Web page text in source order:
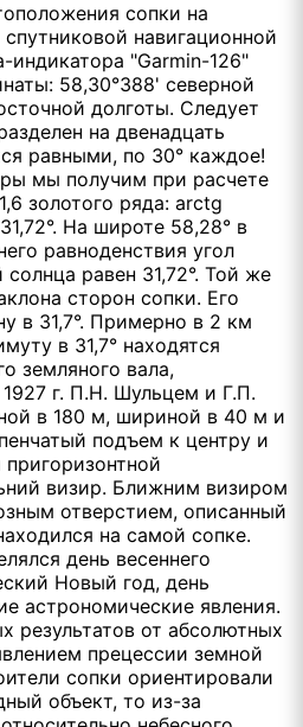
сопки на
навигационной
"Garmin-126"
58,30°388' северной
долготы. Следует
на двенадцать
равными, по 30° каждое!
мы получим при расчете
золотого ряда: arctg
На широте 58,28° в
равноденствия угол
солнца равен 31,72°. Той же
сторон сопки. Его
в 31,7°. Примерно в 2 км
в 31,7° находятся
земляного вала,
г. П.Н. Шульцем и Г.П.
в 180 м, шириной в 40 м и
подъем к центру и
визир. Ближним визиром
отверстием, описанный
на самой сопке.
день весеннего
Новый год, день
астрономические явления.
результатов от абсолютных
прецессии земной
сопки ориентировали
объект, то из-за